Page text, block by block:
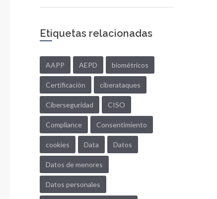
Etiquetas relacionadas
AAPP AEPD biométricos
Certificación ciberataques
Ciberseguridad CISO
Compliance Consentimiento
cookies Data Datos
Datos de menores
Datos personales